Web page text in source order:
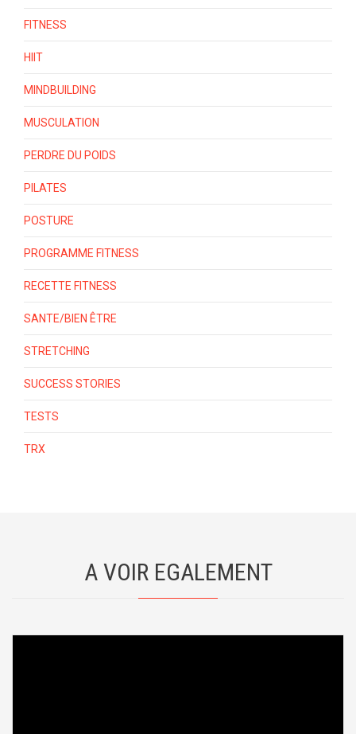
FITNESS
HIIT
MINDBUILDING
MUSCULATION
PERDRE DU POIDS
PILATES
POSTURE
PROGRAMME FITNESS
RECETTE FITNESS
SANTE/BIEN ÊTRE
STRETCHING
SUCCESS STORIES
TESTS
TRX
A VOIR EGALEMENT